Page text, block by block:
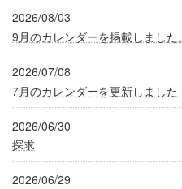
2026/08/03
9月のカレンダーを掲載しました。
2026/07/08
7月のカレンダーを更新しました
2026/06/30
探求
2026/06/29